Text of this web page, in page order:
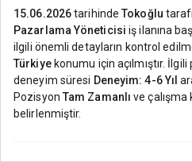
15.06.2026tarihindeTokoğlu
Pazarlama Yöneticisi iş ilanına
ilgili önemli detayların kontrol
Türkiyekonumu için açılmıştır.
deneyim süresi Deneyim: 4-6 Yıl
Pozisyon Tam Zamanlı ve çalışma
belirlenmiştir.